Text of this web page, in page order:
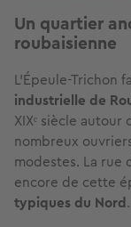
Un quartier
roubaisienne
L'Épeule-Trichon
industrielle de
XIXᵉ siècle
nombreux
modestes. La
encore de cette
typiques du Nord.